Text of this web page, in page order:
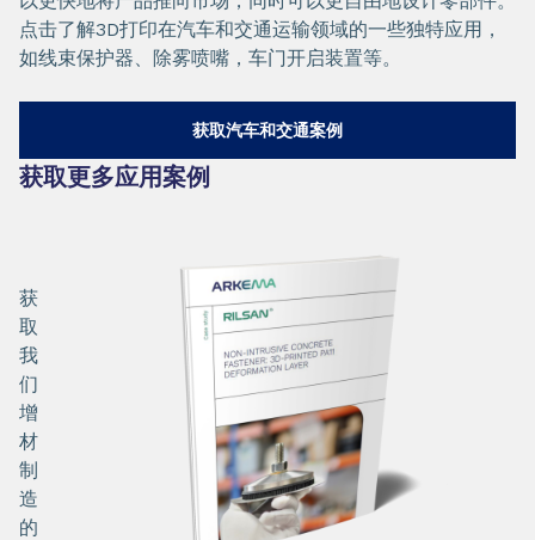
点击了解3D打印在汽车和交通运输领域的一些独特应用，
如线束保护器、除雾喷嘴，车门开启装置等。
获取汽车和交通案例
获取更多应用案例
获
取
我
们
增
材
制
造
的